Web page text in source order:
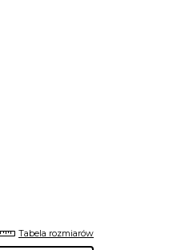
Tabela rozmiarów